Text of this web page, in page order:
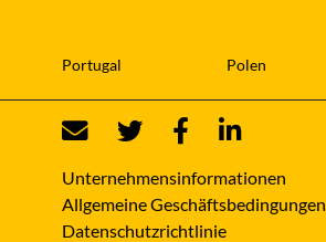
Portugal Polen
Unternehmensinformationen
Allgemeine Geschäftsbedingungen
Datenschutzrichtlinie